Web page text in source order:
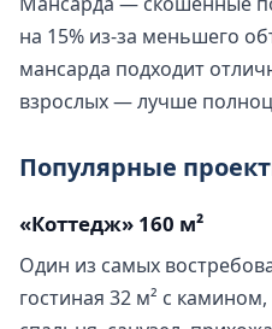
на 15% из-за меньшего
мансарда подходит
взрослых — лучше
Популярные
«Коттедж» 160 м²
Один из самых
гостиная 32 м² с камином,